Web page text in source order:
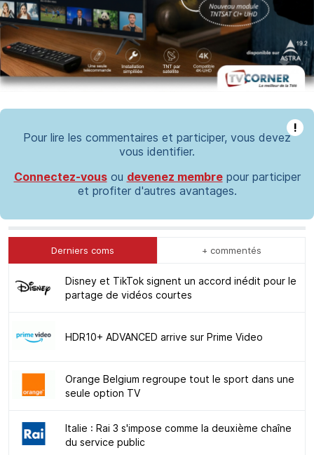
!
Pour lire les commentaires et participer, vous devez
vous identifier.
Connectez-vousou devenez membrepour participer
et profiter d'autres avantages.
Derniers coms + commentés
Disney et TikTok signent un accord inédit pour le
partage de vidéos courtes
HDR10+ ADVANCED arrive sur Prime Video
Orange Belgium regroupe tout le sport dans une
seule option TV
Italie : Rai 3 s'impose comme la deuxième chaîne
du service public